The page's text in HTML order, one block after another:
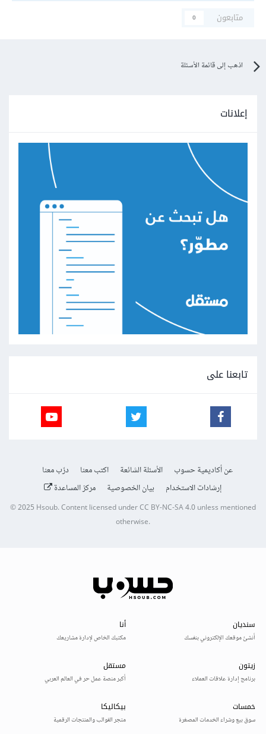
متابعون
0
اذهب إلى قائمة الأسئلة
إعلانات
تابعنا على
عن أكاديمية حسوب الأسئلة الشائعة اكتب معنا
درّب معنا
إرشادات الاستخدام
بيان الخصوصية مركز المساعدة
© 2025Hsoub.Content licensed underCC BY-NC-SA 4.0unless mentioned
otherwise.